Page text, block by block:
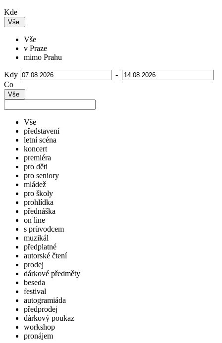
Kde
Vše
Vše
v Praze
mimo Prahu
Kdy
-
Co
Vše
Vše
představení
letní scéna
koncert
premiéra
pro děti
pro seniory
mládež
pro školy
prohlídka
přednáška
on line
s průvodcem
muzikál
předplatné
autorské čtení
prodej
dárkové předměty
beseda
festival
autogramiáda
předprodej
dárkový poukaz
workshop
pronájem